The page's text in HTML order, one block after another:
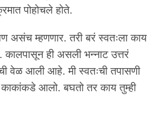
पोहोचले होते.
असंच म्हणणार. तरी बरं स्वतःला काय
कालपासून ही असली भन्नाट उत्तरं
वेळ आली आहे. मी स्वतःची तपासणी
आलो. बघतो तर काय तुम्ही